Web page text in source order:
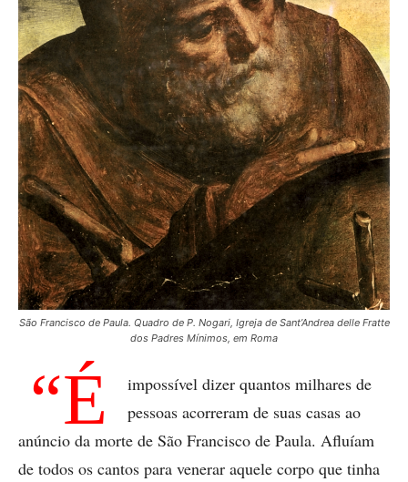
São Francisco de Paula. Quadro de P. Nogari, Igreja de Sant’Andrea delle Fratte
dos Padres Mínimos, em Roma
“É
impossível dizer quantos milhares de
pessoas acorreram de suas casas ao
anúncio da morte de São Francisco de Paula. Afluíam
de todos os cantos para venerar aquele corpo que tinha